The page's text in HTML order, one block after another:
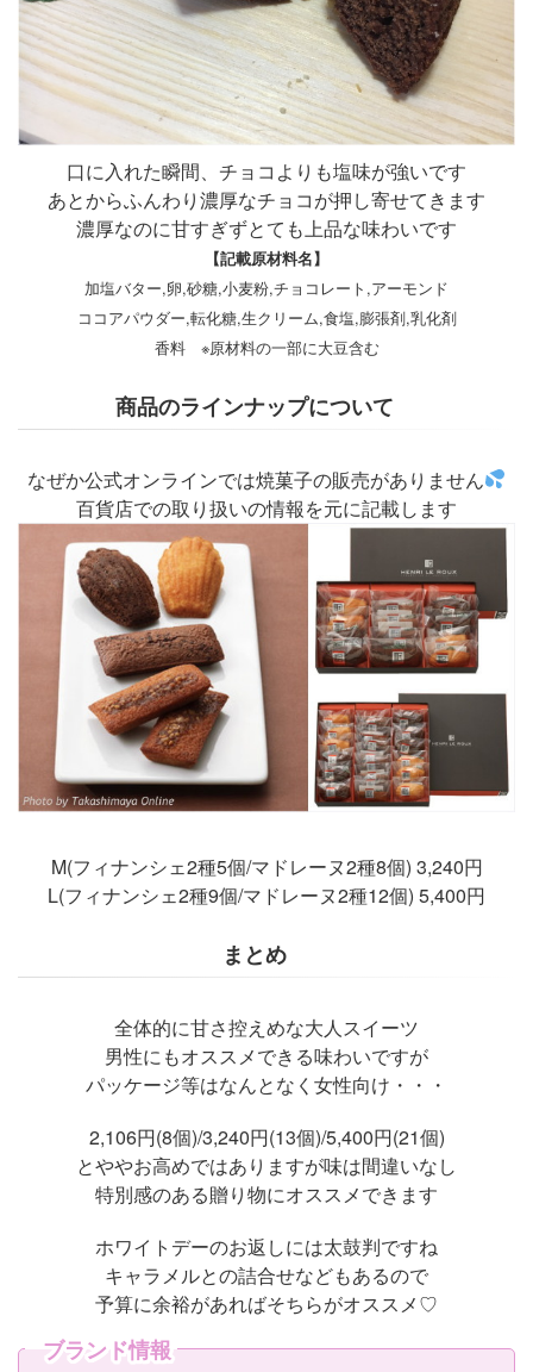
口に入れた瞬間、チョコよりも塩味が強いです
あとからふんわり濃厚なチョコが押し寄せてきます
濃厚なのに甘すぎずとても上品な味わいです
【記載原材料名】
加塩バター,卵,砂糖,小麦粉,チョコレート,アーモンド
ココアパウダー,転化糖,生クリーム,食塩,膨張剤,乳化剤
香料 ※原材料の一部に大豆含む
商品のラインナップについて
なぜか公式オンラインでは焼菓子の販売がありません
百貨店での取り扱いの情報を元に記載します
M(フィナンシェ2種5個/マドレーヌ2種8個) 3,240円
L(フィナンシェ2種9個/マドレーヌ2種12個) 5,400円
まとめ
全体的に甘さ控えめな大人スイーツ
男性にもオススメできる味わいですが
パッケージ等はなんとなく女性向け・・・
2,106円(8個)/3,240円(13個)/5,400円(21個)
とややお高めではありますが味は間違いなし
特別感のある贈り物にオススメできます
ホワイトデーのお返しには太鼓判ですね
キャラメルとの詰合せなどもあるので
予算に余裕があればそちらがオススメ♡
ブランド情報